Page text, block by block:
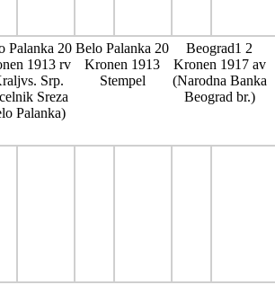
Palanka 20
1913 rv
Srp.
Sreza
Palanka)
Belo Palanka 20
Kronen 1913
Stempel
Beograd1 2
Kronen 1917 av
(Narodna Banka
Beograd br.)